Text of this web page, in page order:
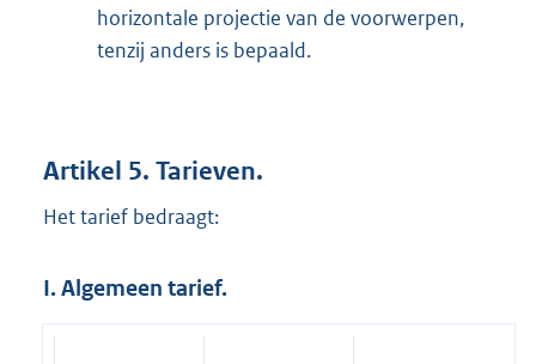
horizontale projectie van de voorwerpen,
tenzij anders is bepaald.
Artikel 5. Tarieven.
Het tarief bedraagt:
I. Algemeen tarief.